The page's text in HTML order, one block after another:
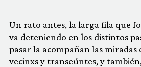
Un rato antes, la larga fila que
va deteniendo en los distintos
pasar la acompañan las miradas
vecinxs y transeúntes, y